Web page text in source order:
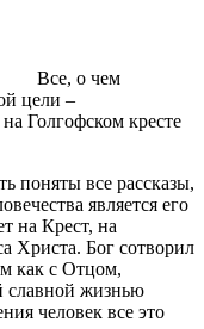
Все, о чем
цели –
Голгофском кресте
поняты все рассказы,
является его
на Крест, на
Христа. Бог сотворил
как с Отцом,
славной жизнью
человек все это